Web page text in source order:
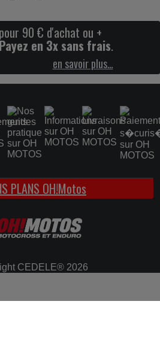
pour 90 € d'achat ou +
Payez en 3x sans frais.
en savoir plus…
PLANS OH!Motos
CEDELE® 2026